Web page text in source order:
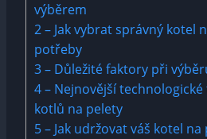
výběrem
2– Jak vybrat správný kotel
potřeby
3– Důležité faktory při
4– Nejnovější
kotlů na pelety
5– Jak udržovat váš kotel na